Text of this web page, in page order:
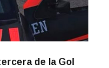
de la Gol